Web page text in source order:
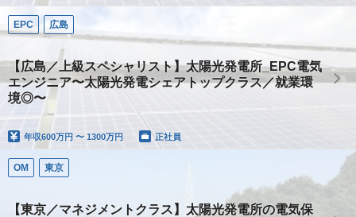
EPC 広島
【広島／上級スペシャリスト】太陽光発電所_EPC電気
エンジニア〜太陽光発電シェアトップクラス／就業環
境◎〜
年収600万円 〜 1300万円 正社員
OM 東京
【東京／マネジメントクラス】太陽光発電所の電気保